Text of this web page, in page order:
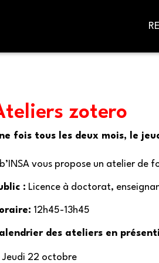
zotero
fois tous les deux mois, le
vous propose un atelier
: Licence à doctorat,
12h45-13h45
des ateliers en
Jeudi 22 octobre